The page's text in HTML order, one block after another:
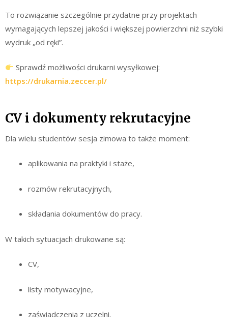
To rozwiązanie szczególnie przydatne przy projektach
wymagających lepszej jakości i większej powierzchni niż szybki
wydruk „od ręki”.
Sprawdź możliwości drukarni wysyłkowej:
https://drukarnia.zeccer.pl/
CV i dokumenty rekrutacyjne
Dla wielu studentów sesja zimowa to także moment:
aplikowania na praktyki i staże,
rozmów rekrutacyjnych,
składania dokumentów do pracy.
W takich sytuacjach drukowane są:
CV,
listy motywacyjne,
zaświadczenia z uczelni.